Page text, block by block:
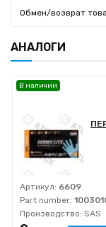
Обмен/возврат
АНАЛОГИ
Артикул: 6609
Part number:
Производство: SAS
В наличии